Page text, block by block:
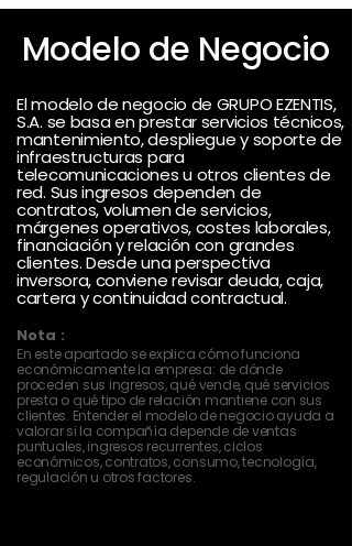
Modelo de Negocio
El modelo de negocio de GRUPO EZENTIS,
S.A. se basa en prestar servicios técnicos,
mantenimiento, despliegue y soporte de
infraestructuras para
telecomunicaciones u otros clientes de
red. Sus ingresos dependen de
contratos, volumen de servicios,
márgenes operativos, costes laborales,
financiación y relación con grandes
clientes. Desde una perspectiva
inversora, conviene revisar deuda, caja,
cartera y continuidad contractual.
Nota :
En este apartado se explica cómo funciona
económicamente la empresa: de dónde
proceden sus ingresos, qué vende, qué servicios
presta o qué tipo de relación mantiene con sus
clientes. Entender el modelo de negocio ayuda a
valorar si la compañía depende de ventas
puntuales, ingresos recurrentes, ciclos
económicos, contratos, consumo, tecnología,
regulación u otros factores.